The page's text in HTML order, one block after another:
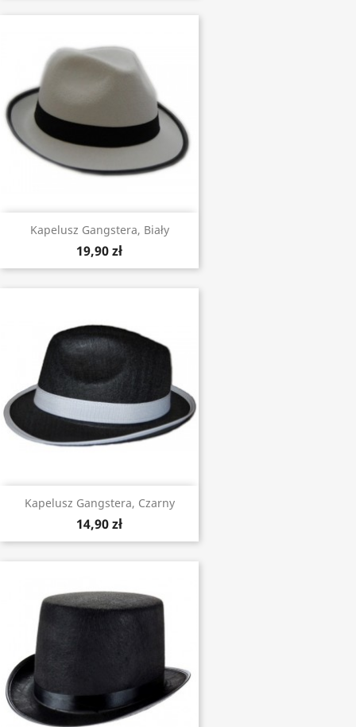
Kapelusz Gangstera, Biały
19,90 zł
Kapelusz Gangstera, Czarny
14,90 zł